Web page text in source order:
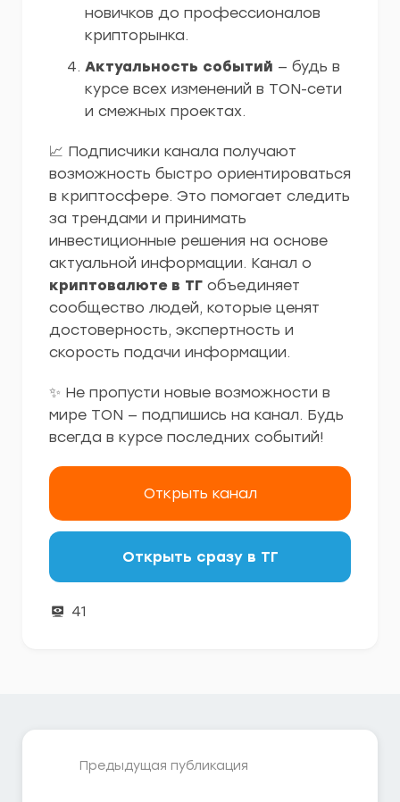
новичков до профессионалов
крипторынка.
Актуальность событий — будь в
курсе всех изменений в TON-сети
и смежных проектах.
📈 Подписчики канала получают
возможность быстро ориентироваться
в криптосфере. Это помогает следить
за трендами и принимать
инвестиционные решения на основе
актуальной информации. Канал о
криптовалюте в ТГ объединяет
сообщество людей, которые ценят
достоверность, экспертность и
скорость подачи информации.
✨ Не пропусти новые возможности в
мире TON — подпишись на канал. Будь
всегда в курсе последних событий!
Открыть канал
Открыть сразу в ТГ
41
Предыдущая публикация